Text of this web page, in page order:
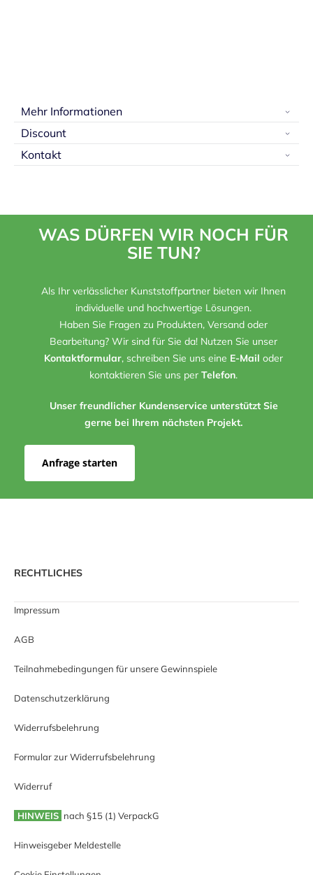
Mehr Informationen
Discount
Kontakt
WAS DÜRFEN WIR NOCH FÜR
SIE TUN?
Als Ihr verlässlicher Kunststoffpartner bieten wir Ihnen
individuelle und hochwertige Lösungen.
Haben Sie Fragen zu Produkten, Versand oder
Bearbeitung? Wir sind für Sie da! Nutzen Sie unser
Kontaktformular, schreiben Sie uns eine E-Mail oder
kontaktieren Sie uns per Telefon.
Unser freundlicher Kundenservice unterstützt Sie
gerne bei Ihrem nächsten Projekt.
Anfrage starten
RECHTLICHES
Impressum
AGB
Teilnahmebedingungen für unsere Gewinnspiele
Datenschutzerklärung
Widerrufsbelehrung
Formular zur Widerrufsbelehrung
Widerruf
HINWEIS nach §15 (1) VerpackG
Hinweisgeber Meldestelle